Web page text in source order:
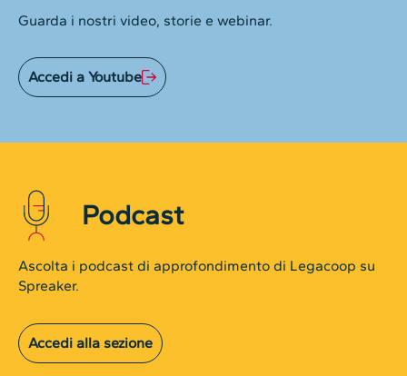
Guarda i nostri video, storie e webinar.
Accedi a Youtube
Podcast
Ascolta i podcast di approfondimento di Legacoop su
Spreaker.
Accedi alla sezione